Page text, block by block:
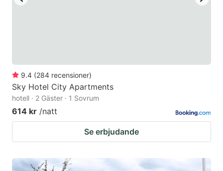
9.4 (284 recensioner)
Sky Hotel City Apartments
hotell · 2 Gäster · 1 Sovrum
614 kr /natt
Se erbjudande